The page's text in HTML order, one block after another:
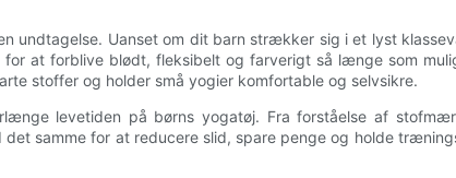
undtagelse. Uanset om dit barn strækker sig i et lyst
at forblive blødt, fleksibelt og farverigt så længe som
stoffer og holder små yogier komfortable og selvsikre.
levetiden på børns yogatøj. Fra forståelse af
samme for at reducere slid, spare penge og holde